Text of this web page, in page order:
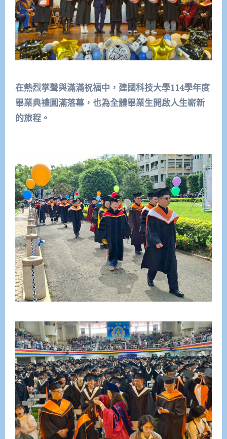
在熱烈掌聲與滿滿祝福中，建國科技大學114學年度
畢業典禮圓滿落幕，也為全體畢業生開啟人生嶄新
的旅程。